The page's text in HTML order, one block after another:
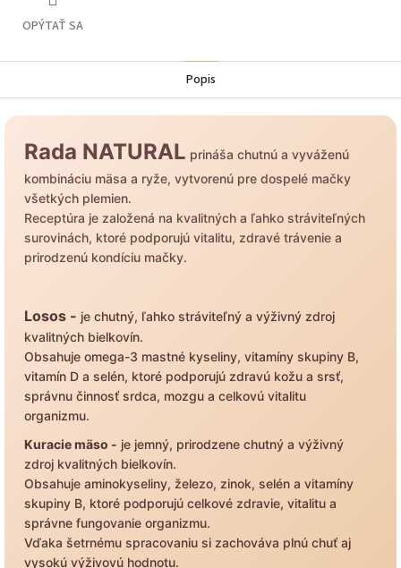
OPÝTAŤ SA
Popis
Rada NATURAL prináša chutnú a vyváženú
kombináciu mäsa a ryže, vytvorenú pre dospelé mačky
všetkých plemien.
Receptúra je založená na kvalitných a ľahko stráviteľných
surovinách, ktoré podporujú vitalitu, zdravé trávenie a
prirodzenú kondíciu mačky.
Losos - je chutný, ľahko stráviteľný a výživný zdroj
kvalitných bielkovín.
Obsahuje omega-3 mastné kyseliny, vitamíny skupiny B,
vitamín D a selén, ktoré podporujú zdravú kožu a srsť,
správnu činnosť srdca, mozgu a celkovú vitalitu
organizmu.
Kuracie mäso - je jemný, prirodzene chutný a výživný
zdroj kvalitných bielkovín.
Obsahuje aminokyseliny, železo, zinok, selén a vitamíny
skupiny B, ktoré podporujú celkové zdravie, vitalitu a
správne fungovanie organizmu.
Vďaka šetrnému spracovaniu si zachováva plnú chuť aj
vysokú výživovú hodnotu.